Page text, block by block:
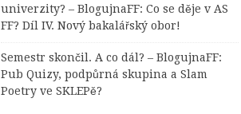
univerzity? – BlogujnaFF: Co se děje v AS
FF? Díl IV. Nový bakalářský obor!
Semestr skončil. A co dál? – BlogujnaFF:
Pub Quizy, podpůrná skupina a Slam
Poetry ve SKLEPě?